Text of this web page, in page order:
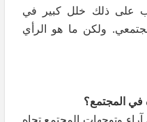
على ذلك خلل كبير في
ولكن ما هو الرأي
في المجتمع؟
وتوجهات المجتمع تجاه